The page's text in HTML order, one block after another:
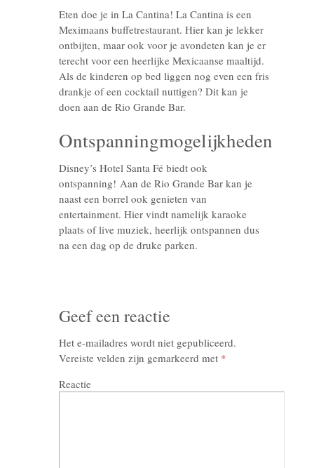
Eten doe je in La Cantina! La Cantina is een
Meximaans buffetrestaurant. Hier kan je lekker
ontbijten, maar ook voor je avondeten kan je er
terecht voor een heerlijke Mexicaanse maaltijd.
Als de kinderen op bed liggen nog even een fris
drankje of een cocktail nuttigen? Dit kan je
doen aan de Rio Grande Bar.
Ontspanningmogelijkheden
Disney’s Hotel Santa Fé biedt ook
ontspanning! Aan de Rio Grande Bar kan je
naast een borrel ook genieten van
entertainment. Hier vindt namelijk karaoke
plaats of live muziek, heerlijk ontspannen dus
na een dag op de druke parken.
Geef een reactie
Het e-mailadres wordt niet gepubliceerd.
Vereiste velden zijn gemarkeerd met *
Reactie